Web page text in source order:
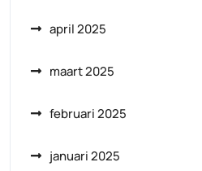
april 2025
maart 2025
februari 2025
januari 2025